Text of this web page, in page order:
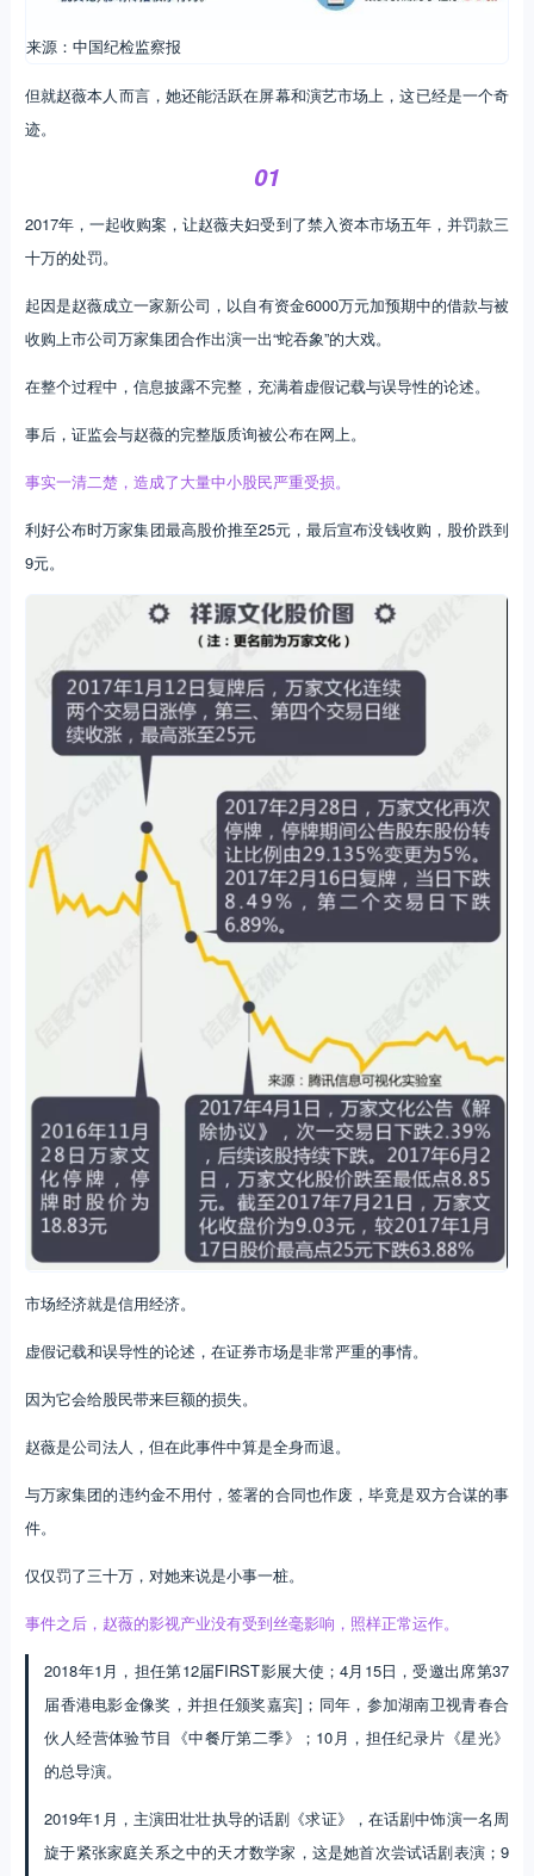
来源：中国纪检监察报
但就赵薇本人而言，她还能活跃在屏幕和演艺市场上，这已经是一个奇
迹。
01
2017年，一起收购案，让赵薇夫妇受到了禁入资本市场五年，并罚款三
十万的处罚。
起因是赵薇成立一家新公司，以自有资金6000万元加预期中的借款与被
收购上市公司万家集团合作出演一出“蛇吞象”的大戏。
在整个过程中，信息披露不完整，充满着虚假记载与误导性的论述。
事后，证监会与赵薇的完整版质询被公布在网上。
事实一清二楚，造成了大量中小股民严重受损。
利好公布时万家集团最高股价推至25元，最后宣布没钱收购，股价跌到
9元。
市场经济就是信用经济。
虚假记载和误导性的论述，在证券市场是非常严重的事情。
因为它会给股民带来巨额的损失。
赵薇是公司法人，但在此事件中算是全身而退。
与万家集团的违约金不用付，签署的合同也作废，毕竟是双方合谋的事
件。
仅仅罚了三十万，对她来说是小事一桩。
事件之后，赵薇的影视产业没有受到丝毫影响，照样正常运作。
2018年1月，担任第12届FIRST影展大使；4月15日，受邀出席第37
届香港电影金像奖，并担任颁奖嘉宾]；同年，参加湖南卫视青春合
伙人经营体验节目《中餐厅第二季》；10月，担任纪录片《星光》
的总导演。
2019年1月，主演田壮壮执导的话剧《求证》，在话剧中饰演一名周
旋于紧张家庭关系之中的天才数学家，这是她首次尝试话剧表演；9